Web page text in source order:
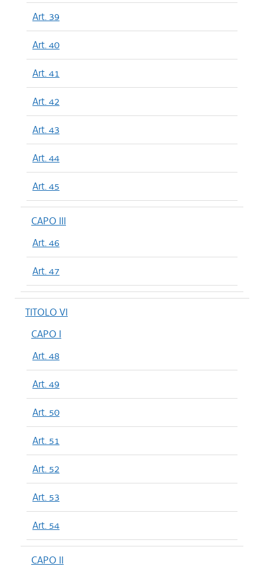
Art. 39
Art. 40
Art. 41
Art. 42
Art. 43
Art. 44
Art. 45
CAPO III
Art. 46
Art. 47
TITOLO VI
CAPO I
Art. 48
Art. 49
Art. 50
Art. 51
Art. 52
Art. 53
Art. 54
CAPO II